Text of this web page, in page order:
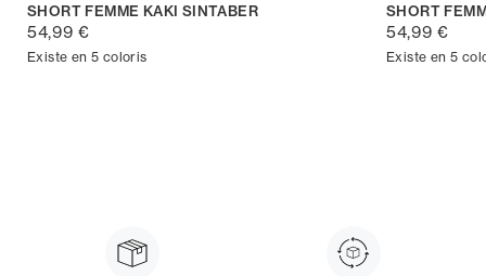
SHORT FEMME KAKI SINTABER
54,99 €
Existe en 5 coloris
SHORT
54,99 €
Existe en 5